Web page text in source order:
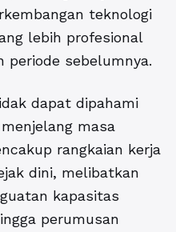
teknologi
lebih profesional
periode sebelumnya.
dapat dipahami
masa
rangkaian kerja
dini, melibatkan
kapasitas
perumusan